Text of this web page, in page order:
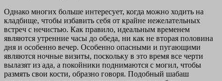
Однако многих больше интересует, когда можно ходить на
кладбище, чтобы избавить себя от крайне нежелательных
встреч с нечистью. Как правило, идеальным временем
являются утренние часы до обеда, ни как не вторая половина
дня и особенно вечер. Особенно опасными и пугающими
являются ночные визиты, поскольку в это время все черти
вылазят из ада, а покойники поднимаются с могил, чтобы
размять свои кости, образно говоря. Подобный шабаш